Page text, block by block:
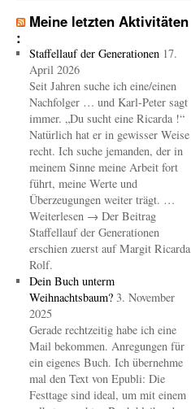
Meine letzten Aktivitäten
:
Staffellauf der Generationen 17.
April 2026
Seit Jahren suche ich eine/einen
Nachfolger … und Karl-Peter sagt
immer. „Du sucht eine Ricarda !“
Natürlich hat er in gewisser Weise
recht. Ich suche jemanden, der in
meinem Sinne meine Arbeit fort
führt, meine Werte und
Überzeugungen weiter trägt. …
Weiterlesen → Der Beitrag
Staffellauf der Generationen
erschien zuerst auf Margit Ricarda
Rolf.
Dein Buch unterm
Weihnachtsbaum? 3. November
2025
Gerade rechtzeitig habe ich eine
Mail bekommen. Anregungen für
ein eigenes Buch. Ich übernehme
mal den Text von Epubli: Die
Festtage sind ideal, um mit einem